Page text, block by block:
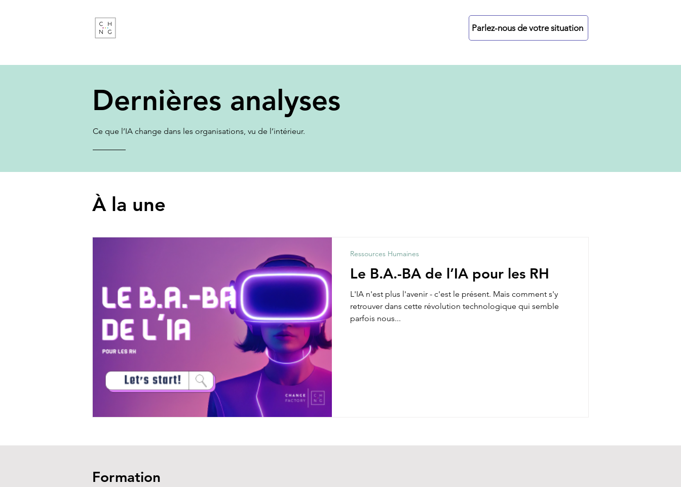
Parlez-nous de votre situation
Dernières analyses
Ce que l’IA change dans les organisations, vu de l’intérieur.
À la une
Le B.A.-BA de l’IA pour les RH
L'IA n'est plus l'avenir - c'est le présent. Mais comment s'y
retrouver dans cette révolution technologique qui semble
parfois nous...
Ressources Humaines
Formation